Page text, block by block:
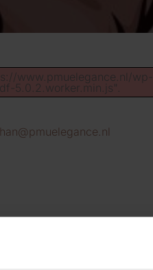
www.pmuelegance.nl/wp-
5.0.2.worker.min.js".